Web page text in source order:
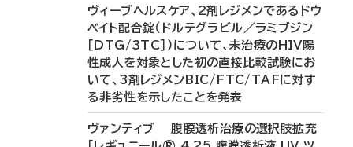
ヴィーブヘルスケア、2剤レジメンであるドウ
ベイト配合錠（ドルテグラビル／ラミブジン
［DTG/3TC］）について、未治療のHIV陽
性成人を対象とした初の直接比較試験にお
いて、3剤レジメンBIC/FTC/TAFに対す
る非劣性を示したことを発表
ヴァンティブ 腹膜透析治療の選択肢拡充